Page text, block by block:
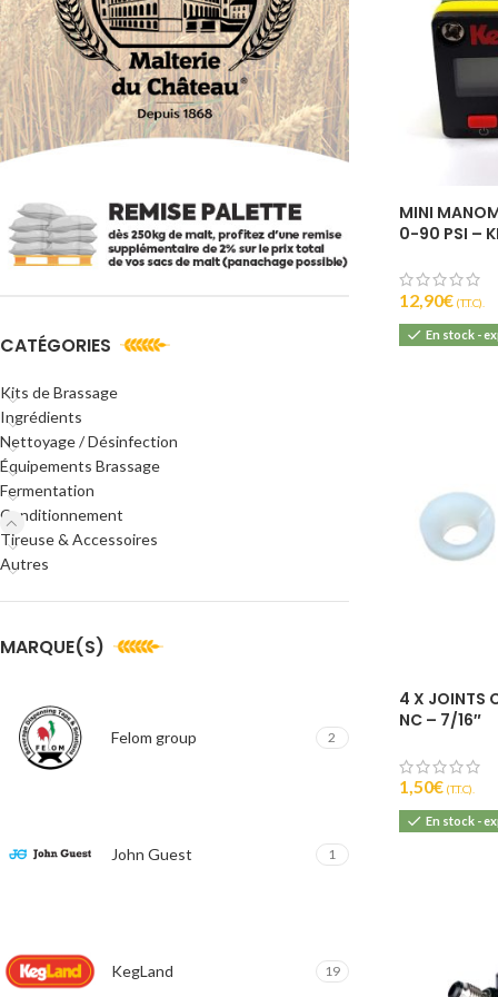
CATÉGORIES
Kits de Brassage
Ingrédients
Nettoyage / Désinfection
Équipements Brassage
Fermentation
Conditionnement
Tireuse & Accessoires
Autres
MARQUE(S)
Felom group 2
John Guest 1
KegLand 19
MINI
0-90 PSI –
12,90€(T.T.C).
En stock -
4 X JOINTS
NC – 7/16″
1,50€(T.T.C).
En stock -